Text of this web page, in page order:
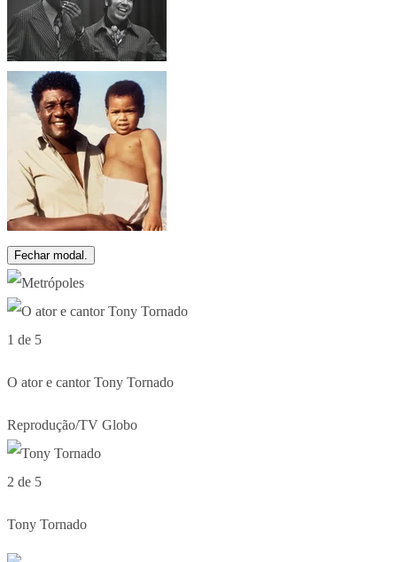
Fechar modal.
1 de 5
O ator e cantor Tony Tornado
Reprodução/TV Globo
2 de 5
Tony Tornado